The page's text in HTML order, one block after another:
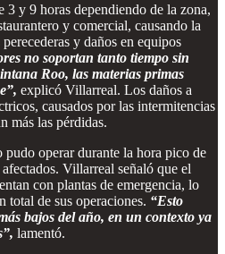
3 y 9 horas dependiendo de la zona,
y comercial, causando la
y daños en equipos
no soportan tanto tiempo sin
Roo, las materias primas
explicó Villarreal. Los daños a
causados por las intermitencias
más las pérdidas.
pudo operar durante la hora pico de
Villarreal señaló que el
con plantas de emergencia, lo
total de sus operaciones. “Esto
bajos del año, en un contexto ya
lamentó.